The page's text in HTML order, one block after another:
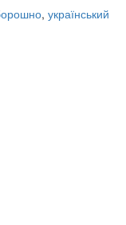
, український